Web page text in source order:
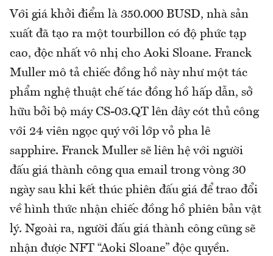
Với giá khởi điểm là 350.000 BUSD, nhà sản
xuất đã tạo ra một tourbillon có độ phức tạp
cao, độc nhất vô nhị cho Aoki Sloane. Franck
Muller mô tả chiếc đồng hồ này như một tác
phẩm nghệ thuật chế tác đồng hồ hấp dẫn, sở
hữu bởi bộ máy CS-03.QT lên dây cót thủ công
với 24 viên ngọc quý với lớp vỏ pha lê
sapphire. Franck Muller sẽ liên hệ với người
đấu giá thành công qua email trong vòng 30
ngày sau khi kết thúc phiên đấu giá để trao đổi
về hình thức nhận chiếc đồng hồ phiên bản vật
lý. Ngoài ra, người đấu giá thành công cũng sẽ
nhận được NFT “Aoki Sloane” độc quyền.